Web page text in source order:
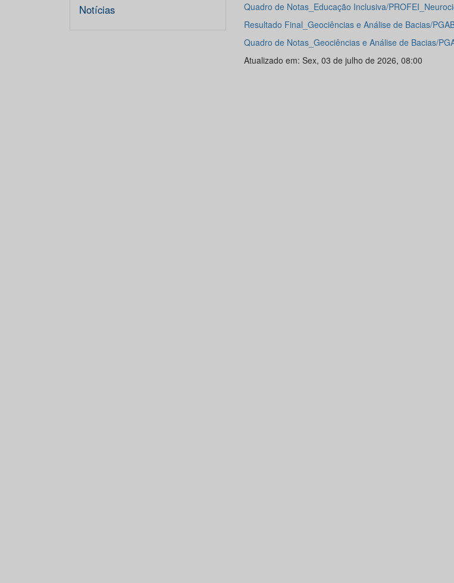
Notícias
Quadro de Notas_Educação Inclusiva/
Resultado Final_Geociências e Análise de Bacias/
Quadro de Notas_Geociências e Análise de Bacias/
Atualizado em: Sex, 03 de julho de 2026, 08:00